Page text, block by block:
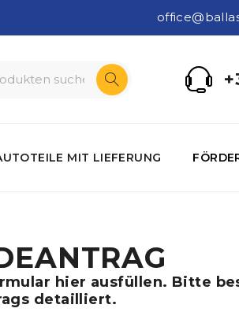
MIT LIEFERUNG
hier ausfüllen. Bitte
detailliert.